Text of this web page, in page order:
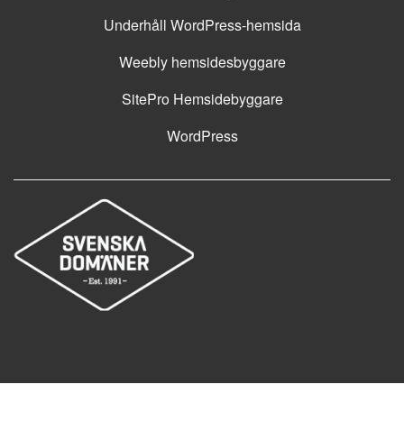
Underhåll WordPress-hemsida
Weebly hemsidesbyggare
SitePro Hemsidebyggare
WordPress